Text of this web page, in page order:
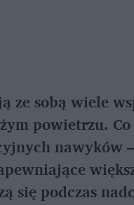
ze sobą wiele
powietrzu.
nawyków
się podczas